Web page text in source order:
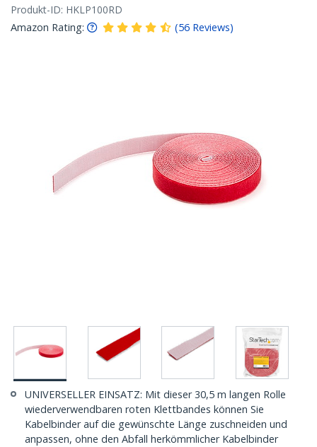
Produkt-ID: HKLP100RD
Amazon Rating:
(56 Reviews)
UNIVERSELLER EINSATZ: Mit dieser 30,5 m langen Rolle
wiederverwendbaren roten Klettbandes können Sie
Kabelbinder auf die gewünschte Länge zuschneiden und
anpassen, ohne den Abfall herkömmlicher Kabelbinder